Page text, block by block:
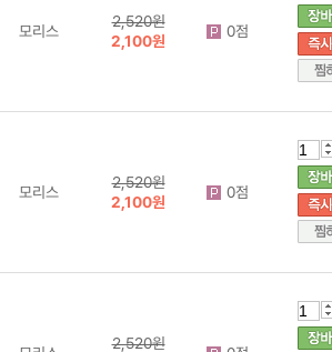
모리스
2,520원
2,100원
0점
모리스
2,520원
2,100원
0점
2,520원